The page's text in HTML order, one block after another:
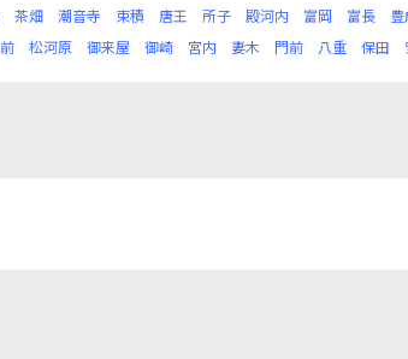
茶畑 潮音寺 束積 唐王 所子 殿河内 富岡 富長
前 松河原 御来屋 御崎 宮内 妻木 門前 八重 保田